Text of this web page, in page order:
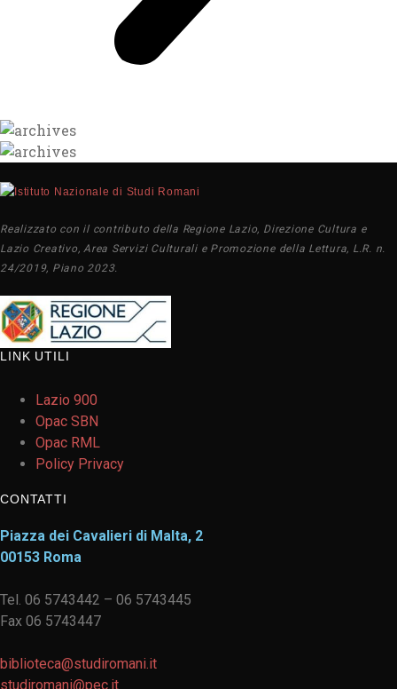
Realizzato con il contributo della Regione Lazio, Direzione Cultura e
Lazio Creativo, Area Servizi Culturali e Promozione della Lettura, L.R. n.
24/2019, Piano 2023.
LINK UTILI
Lazio 900
Opac SBN
Opac RML
Policy Privacy
CONTATTI
Piazza dei Cavalieri di Malta, 2
00153 Roma
Tel. 06 5743442 – 06 5743445
Fax 06 5743447
biblioteca@studiromani.it
studiromani@pec.it